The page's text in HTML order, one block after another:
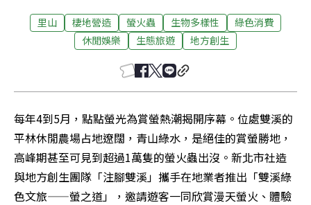
里山 棲地營造 螢火蟲 生物多樣性
綠色消費
休閒娛樂
生態旅遊 地方創生
每年4到5月，點點螢光為賞螢熱潮揭開序幕。位處雙溪的
平林休閒農場占地遼闊，青山綠水，是絕佳的賞螢勝地，
高峰期甚至可見到超過1萬隻的螢火蟲出沒。新北市社造
與地方創生團隊「注腳雙溪」攜手在地業者推出「雙溪綠
色文旅——螢之道」，邀請遊客一同欣賞漫天螢火、體驗